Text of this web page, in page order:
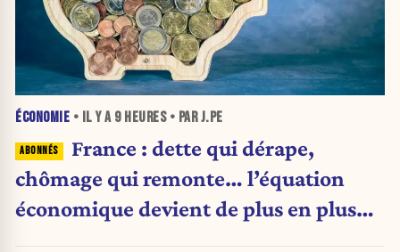
ÉCONOMIE • IL Y A 9 HEURES• PAR J.PE
France : dette qui dérape,
chômage qui remonte… l’équation
économique devient de plus en plus